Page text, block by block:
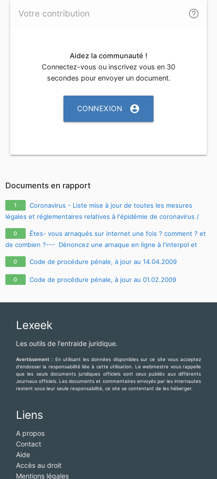
Votre contribution help_outline
Aidez la communauté !
Connectez-vous ou inscrivez vous en 30
secondes pour envoyer un document.
CONNEXION account_circle
Documents en rapport
1
Coronavirus - Liste mise à jour de toutes les mesures
légales et réglementaires relatives à l'épidémie de coronavirus /
covid-19 / sars-cov-2
0
Ëtes- vous arnaqués sur internet une fois ? comment ? et
de combien ?--- Dénoncez une arnaque en ligne à l'interpol et
soyez restitués immédiatement de vos fonds dérobés : mail:
gendarmerie.police.interpol.fr@gmail.com-bonjour
------------------------------- ------------------
0 Code de procédure pénale, à jour au 14.04.2009
0 Code de procédure pénale, à jour au 01.02.2009
Lexeek
Les outils de l'entraide juridique.
Avertissement : En utilisant les données disponibles sur ce site vous acceptez
d'endosser la responsabilité liée à cette utilisation. Le webmestre vous rappelle
que les seuls documents juridiques officiels sont ceux publiés aux différents
Journaux officiels. Les documents et commentaires envoyés par les internautes
restent sous leur seule responsabilité, ce site se contentant de les héberger.
Liens
A propos
Contact
Aide
Accès au droit
Mentions légales